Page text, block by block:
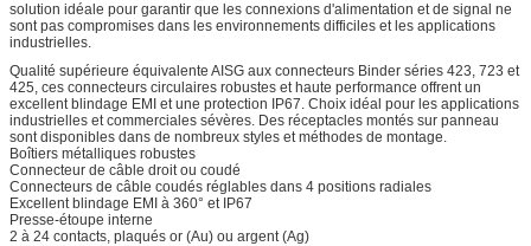
contact
Température
supérieure
Insert femelle
Matériau de la
gaine de câble
Vis
Écrou
solution idéale pour garantir que les connexions d'alimentation et de signal ne
sont pas compromises dans les environnements difficiles et les applications
industrielles.
Qualité supérieure équivalente AISG aux connecteurs Binder séries 423, 723 et
425, ces connecteurs circulaires robustes et haute performance offrent un
excellent blindage EMI et une protection IP67. Choix idéal pour les applications
industrielles et commerciales sévères. Des réceptacles montés sur panneau
sont disponibles dans de nombreux styles et méthodes de montage.
Boîtiers métalliques robustes
Connecteur de câble droit ou coudé
Connecteurs de câble coudés réglables dans 4 positions radiales
Excellent blindage EMI à 360° et IP67
Presse-étoupe interne
2 à 24 contacts, plaqués or (Au) ou argent (Ag)